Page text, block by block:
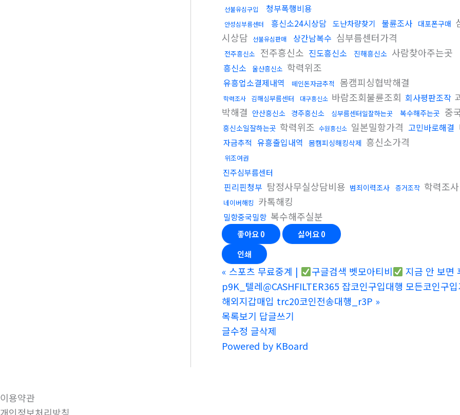
선불유심구입 청부폭행비용
안성심부름센터 흥신소24시상담 도난차량찾기 불륜조사 대포폰구매
시상담
선불유심판매 상간남복수 심부름센터가격
전주흥신소 전주흥신소 진도흥신소 진해흥신소 사람찾아주는곳
흥신소 울산흥신소 학력위조
유흥업소결제내역 떼인돈자금추적 몸캠피싱협박해결
학력조사 김해심부름센터 대구흥신소 바람조회불륜조회 회사평판조작
박해결 안산흥신소 경주흥신소 심부름센터일잘하는곳 복수해주는곳 중
흥신소일잘하는곳 학력위조 수원흥신소 일본밀항가격 고민바로해결
자금추적 유흥출입내역 몸캠피싱해킹삭제 흥신소가격
위조여권
진주심부름센터
핀리핀청부 탐정사무실상담비용 범죄이력조사 증거조작 학력조사
네이버해킹 카톡해킹
밀항중국밀항 복수해주실분
좋아요0 싫어요0
인쇄
« 스포츠 무료중계 | 구글검색 벳모아티비
지금 안 보면
p9K_텔레@CASHFILTER365 잡코인구입대행 모든코인구
해외지갑매입 trc20코인전송대행_r3P »
목록보기 답글쓰기
글수정 글삭제
Powered by KBoard
이용약관